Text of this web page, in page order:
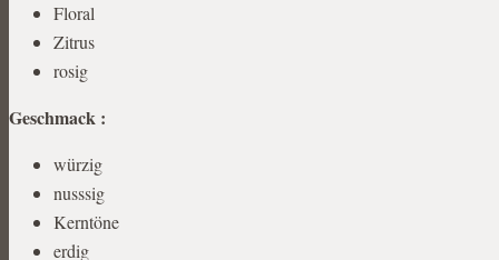
Floral
Zitrus
rosig
Geschmack :
würzig
nusssig
Kerntöne
erdig